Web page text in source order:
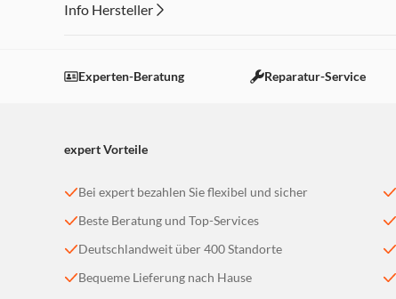
Info Hersteller
Einstellungen anpassen
Experten-Beratung Reparatur-Service
expert Vorteile
Bei expert bezahlen Sie flexibel und sicher
Beste Beratung und Top-Services
Deutschlandweit über 400 Standorte
Bequeme Lieferung nach Hause